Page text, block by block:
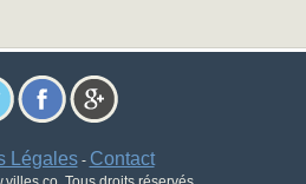
Légales- Contact